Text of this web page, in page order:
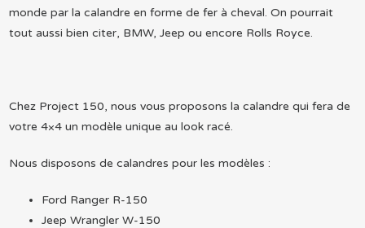
monde par la calandre en forme de fer à cheval. On pourrait
tout aussi bien citer, BMW, Jeep ou encore Rolls Royce.
Chez Project 150, nous vous proposons la calandre qui fera de
votre 4×4 un modèle unique au look racé.
Nous disposons de calandres pour les modèles :
Ford Ranger R-150
Jeep Wrangler W-150